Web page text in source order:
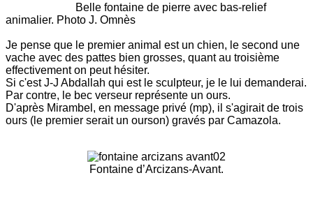
Belle fontaine de pierre avec bas-relief
animalier. Photo J. Omnès
Je pense que le premier animal est un chien, le second une
vache avec des pattes bien grosses, quant au troisième
effectivement on peut hésiter.
Si c'est J-J Abdallah qui est le sculpteur, je le lui demanderai.
Par contre, le bec verseur représente un ours.
D'après Mirambel, en message privé (mp), il s'agirait de trois
ours (le premier serait un ourson) gravés par Camazola.
Fontaine d’Arcizans-Avant.